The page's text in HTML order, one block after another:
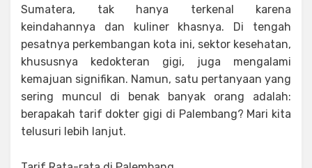
Sumatera, tak hanya terkenal karena
keindahannya dan kuliner khasnya. Di tengah
pesatnya perkembangan kota ini, sektor kesehatan,
khususnya kedokteran gigi, juga mengalami
kemajuan signifikan. Namun, satu pertanyaan yang
sering muncul di benak banyak orang adalah:
berapakah tarif dokter gigi di Palembang? Mari kita
telusuri lebih lanjut.